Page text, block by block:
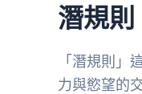
潛規
「潛規則」
力與慾望的